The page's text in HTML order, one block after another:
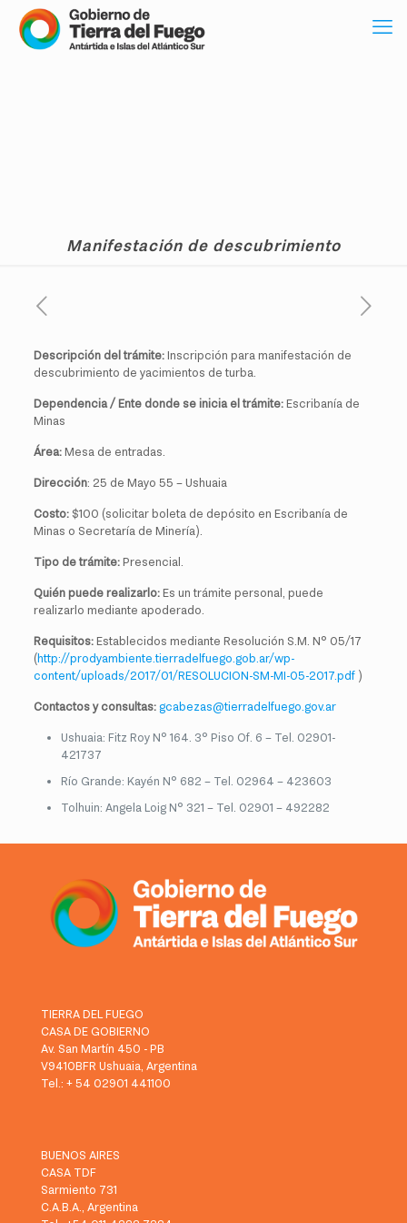
Manifestación de descubrimiento
Descripción del trámite:Inscripción para manifestación de
descubrimiento de yacimientos de turba.
Dependencia / Ente donde se inicia el trámite:Escribanía de
Minas
Área: Mesa de entradas.
Dirección: 25 de Mayo 55 – Ushuaia
Costo: $100 (solicitar boleta de depósito en Escribanía de
Minas o Secretaría de Minería).
Tipo de trámite:Presencial.
Quién puede realizarlo: Es un trámite personal, puede
realizarlo mediante apoderado.
Requisitos: Establecidos mediante Resolución S.M. N° 05/17
(http://prodyambiente.tierradelfuego.gob.ar/wp-
content/uploads/2017/01/RESOLUCION-SM-MI-05-2017.pdf)
Contactos y consultas: gcabezas@tierradelfuego.gov.ar
Ushuaia: Fitz Roy N° 164. 3° Piso Of. 6 – Tel. 02901-
421737
Río Grande: Kayén N° 682 – Tel. 02964 – 423603
Tolhuin: Angela Loig N° 321 – Tel. 02901 – 492282
TIERRA DEL FUEGO
CASA DE GOBIERNO
Av. San Martín 450 - PB
V9410BFR Ushuaia, Argentina
Tel.: + 54 02901 441100
BUENOS AIRES
CASA TDF
Sarmiento 731
C.A.B.A., Argentina